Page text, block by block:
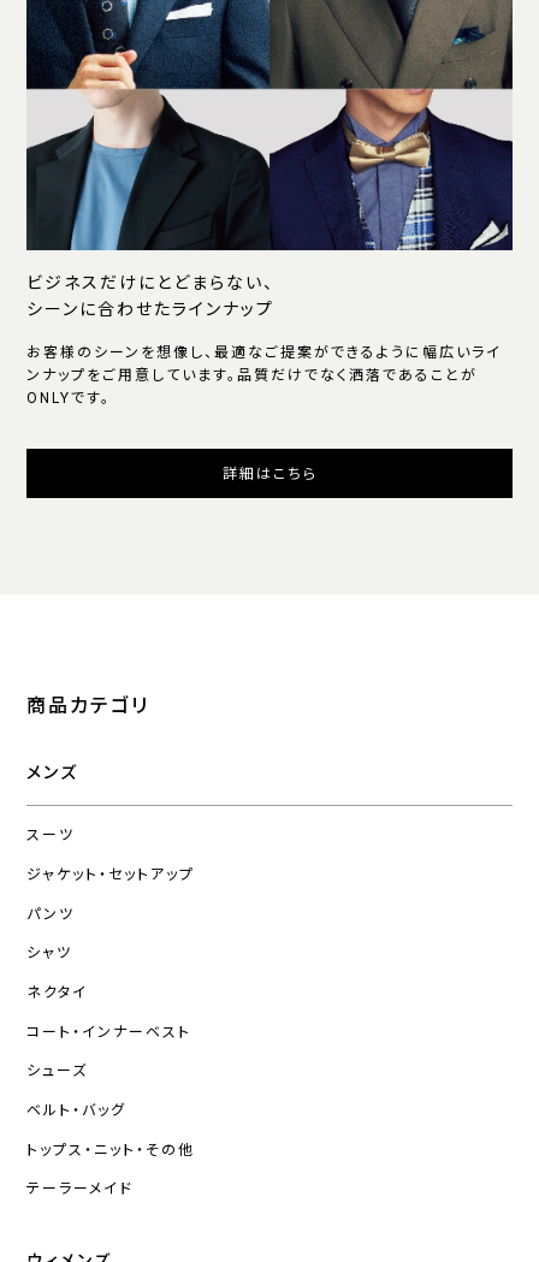
ビジネスだけにとどまらない、
シーンに合わせたラインナップ
お客様のシーンを想像し、最適なご提案ができるように幅広いライ
ンナップをご用意しています。品質だけでなく洒落であることが
ONLYです。
詳細はこちら
商品カテゴリ
メンズ
スーツ
ジャケット・セットアップ
パンツ
シャツ
ネクタイ
コート・インナーベスト
シューズ
ベルト・バッグ
トップス・ニット・その他
テーラーメイド